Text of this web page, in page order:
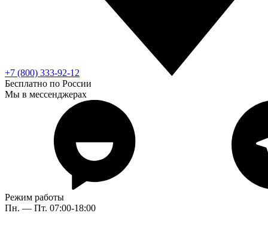
+7 (800) 333-92-12
Бесплатно по России
Мы в мессенджерах
Режим работы
Пн. — Пт. 07:00-18:00